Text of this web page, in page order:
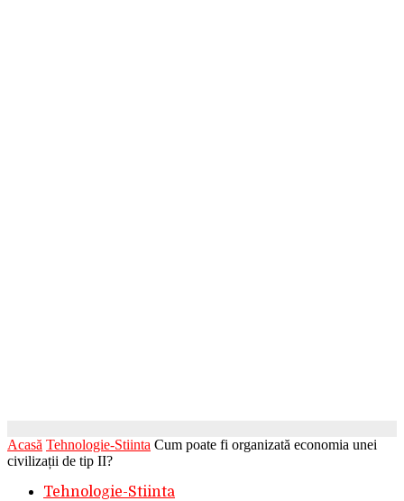
Acasă Tehnologie-Stiinta Cum poate fi organizată economia unei
civilizații de tip II?
Tehnologie-Stiinta